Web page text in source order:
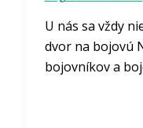
U nás sa vždy
dvor na bojovú
bojovníkov a